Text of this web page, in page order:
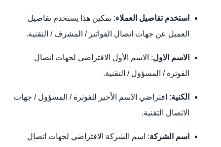
استخدم تفاصيل العملاء: تمكين هذا يستخدم تفاصيل
العميل عن جهات اتصال الفواتير / المشرف / التقنية.
الاسم الاول: الاسم الأول الافتراضي لجهات اتصال
الفوترة / المسؤول / التقنية.
الكنية: افتراضي الاسم الأخير للفوترة / المسؤول / جهات
الاتصال التقنية.
اسم الشركة: اسم الشركة الافتراضي لجهات اتصال